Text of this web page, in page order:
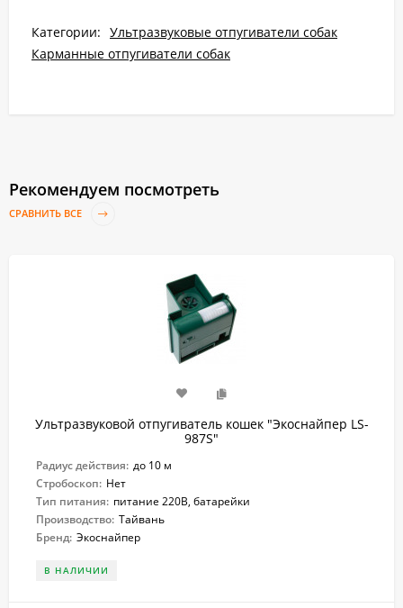
Категории: Ультразвуковые отпугиватели собак
Карманные отпугиватели собак
Рекомендуем посмотреть
СРАВНИТЬ ВСЕ
Ультразвуковой отпугиватель кошек "Экоснайпер LS-
987S"
Радиус действия: до 10 м
Стробоскоп: Нет
Тип питания: питание 220В, батарейки
Производство: Тайвань
Бренд: Экоснайпер
В НАЛИЧИИ